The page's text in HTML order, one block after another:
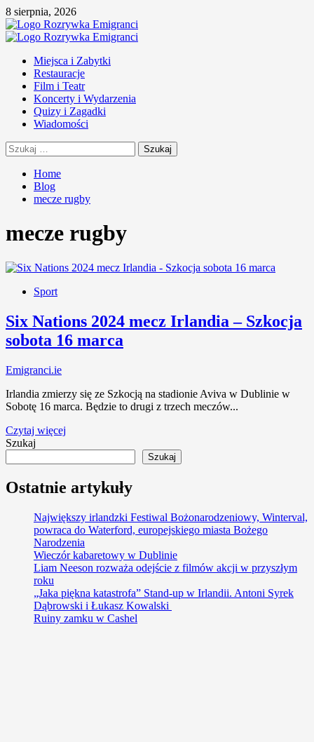
Skip
to
content
8 sierpnia, 2026
Primary
Miejsca i Zabytki
Restauracje
Film i Teatr
Koncerty i Wydarzenia
Quizy i Zagadki
Wiadomości
Szukaj:
Home
Blog
mecze rugby
mecze rugby
Sport
Six Nations 2024 mecz Irlandia – Szkocja
sobota 16 marca
Emigranci.ie
Irlandia zmierzy się ze Szkocją na stadionie Aviva w Dublinie w
Sobotę 16 marca. Będzie to drugi z trzech meczów...
Czytaj więcej
Szukaj
Szukaj
Ostatnie artykuły
Największy irlandzki Festiwal Bożonarodzeniowy, Winterval,
powraca do Waterford, europejskiego miasta Bożego
Narodzenia
Wieczór kabaretowy w Dublinie
Liam Neeson rozważa odejście z filmów akcji w przyszłym
roku
„Jaka piękna katastrofa” Stand-up w Irlandii. Antoni Syrek
Dąbrowski i Łukasz Kowalski
Ruiny zamku w Cashel